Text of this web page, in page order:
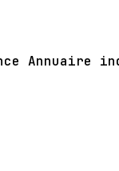
Annuaire